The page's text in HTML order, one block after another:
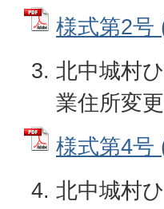
様式第2号
北中城村
業住所変
様式第4号
北中城村